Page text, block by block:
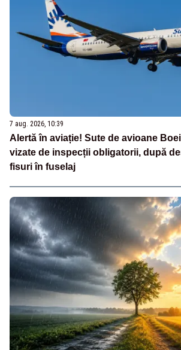
7 aug. 2026, 10:39
Alertă în aviație! Sute de avioane
vizate de inspecții obligatorii, după
fisuri în fuselaj